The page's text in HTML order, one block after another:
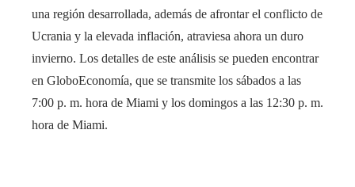
una región desarrollada, además de afrontar el conflicto de
Ucrania y la elevada inflación, atraviesa ahora un duro
invierno. Los detalles de este análisis se pueden encontrar
en GloboEconomía, que se transmite los sábados a las
7:00 p. m. hora de Miami y los domingos a las 12:30 p. m.
hora de Miami.